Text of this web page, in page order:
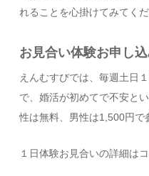
れることを心掛けてみてくだ
お見合い体験お申し
えんむすびでは、毎週土日
で、婚活が初めてで不安と
性は無料、男性は1,500円で
１日体験お見合いの詳細